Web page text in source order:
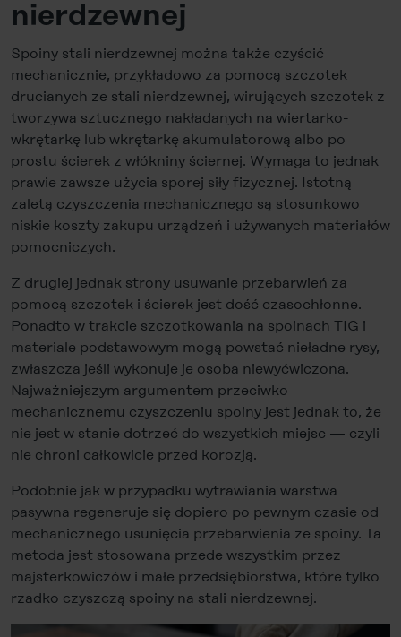
nierdzewnej
Spoiny stali nierdzewnej można także czyścić
mechanicznie, przykładowo za pomocą szczotek
drucianych ze stali nierdzewnej, wirujących szczotek z
tworzywa sztucznego nakładanych na wiertarko-
wkrętarkę lub wkrętarkę akumulatorową albo po
prostu ścierek z włókniny ściernej. Wymaga to jednak
prawie zawsze użycia sporej siły fizycznej. Istotną
zaletą czyszczenia mechanicznego są stosunkowo
niskie koszty zakupu urządzeń i używanych materiałów
pomocniczych.
Z drugiej jednak strony usuwanie przebarwień za
pomocą szczotek i ścierek jest dość czasochłonne.
Ponadto w trakcie szczotkowania na spoinach TIG i
materiale podstawowym mogą powstać nieładne rysy,
zwłaszcza jeśli wykonuje je osoba niewyćwiczona.
Najważniejszym argumentem przeciwko
mechanicznemu czyszczeniu spoiny jest jednak to, że
nie jest w stanie dotrzeć do wszystkich miejsc — czyli
nie chroni całkowicie przed korozją.
Podobnie jak w przypadku wytrawiania warstwa
pasywna regeneruje się dopiero po pewnym czasie od
mechanicznego usunięcia przebarwienia ze spoiny. Ta
metoda jest stosowana przede wszystkim przez
majsterkowiczów i małe przedsiębiorstwa, które tylko
rzadko czyszczą spoiny na stali nierdzewnej.